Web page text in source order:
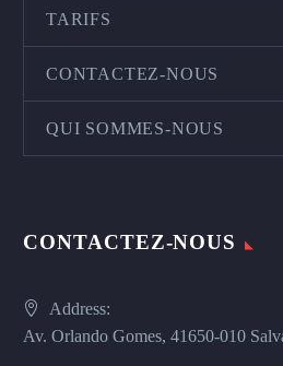
TARIFS
CONTACTEZ-NOUS
QUI SOMMES-NOUS
CONTACTEZ-NOUS
Address:
Av. Orlando Gomes, 41650-010